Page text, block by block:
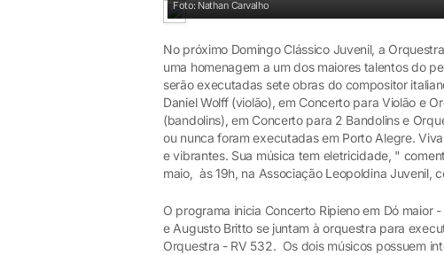
Foto: Nathan Carvalho
No próximo Domingo Clássico Juvenil, a
uma homenagem a um dos maiores talentos do
serão executadas sete obras do compositor
Daniel Wolff (violão), em Concerto para Violão e
(bandolins), em Concerto para 2 Bandolins e
ou nunca foram executadas em Porto Alegre.
e vibrantes. Sua música tem eletricidade, "
maio, às 19h, na Associação Leopoldina Juvenil,
O programa inicia Concerto Ripieno em Dó maior
e Augusto Britto se juntam à orquestra para
Orquestra - RV 532. Os dois músicos possuem